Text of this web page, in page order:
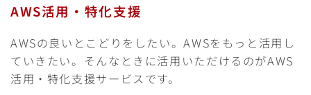
AWS活用・特化支援
AWSの良いとこどりをしたい。AWSをもっと活用し
ていきたい。そんなときに活用いただけるのがAWS
活用・特化支援サービスです。